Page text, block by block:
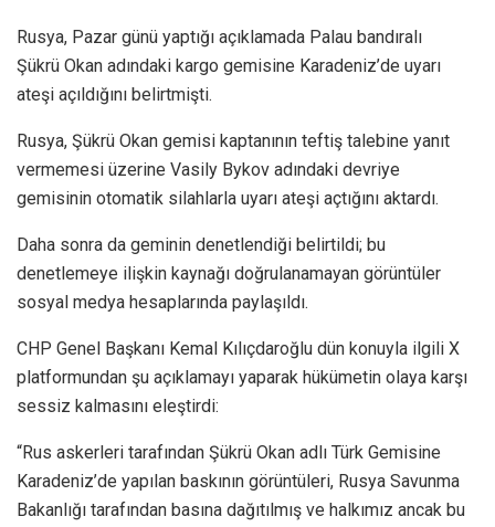
Rusya, Pazar günü yaptığı açıklamada Palau bandıralı
Şükrü Okan adındaki kargo gemisine Karadeniz’de uyarı
ateşi açıldığını belirtmişti.
Rusya, Şükrü Okan gemisi kaptanının teftiş talebine yanıt
vermemesi üzerine Vasily Bykov adındaki devriye
gemisinin otomatik silahlarla uyarı ateşi açtığını aktardı.
Daha sonra da geminin denetlendiği belirtildi; bu
denetlemeye ilişkin kaynağı doğrulanamayan görüntüler
sosyal medya hesaplarında paylaşıldı.
CHP Genel Başkanı Kemal Kılıçdaroğlu dün konuyla ilgili X
platformundan şu açıklamayı yaparak hükümetin olaya karşı
sessiz kalmasını eleştirdi:
“Rus askerleri tarafından Şükrü Okan adlı Türk Gemisine
Karadeniz’de yapılan baskının görüntüleri, Rusya Savunma
Bakanlığı tarafından basına dağıtılmış ve halkımız ancak bu